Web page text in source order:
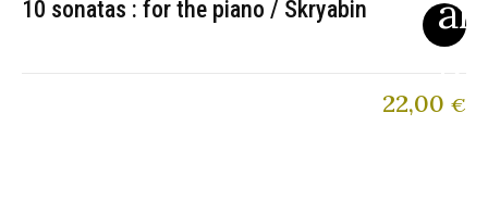
10 sonatas : for the piano / Skryabin
22,00 €